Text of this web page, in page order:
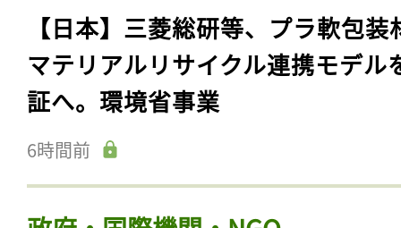
【日本】三菱総研等、プラ軟包装
マテリアルリサイクル連携モデル
証へ。環境省事業
6時間前